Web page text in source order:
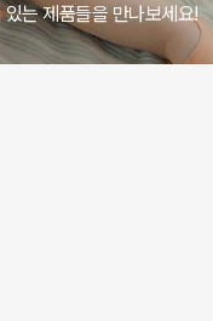
는 제품들을 만나보세요!